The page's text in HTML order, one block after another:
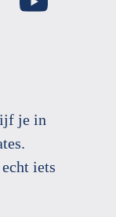
je in
iets